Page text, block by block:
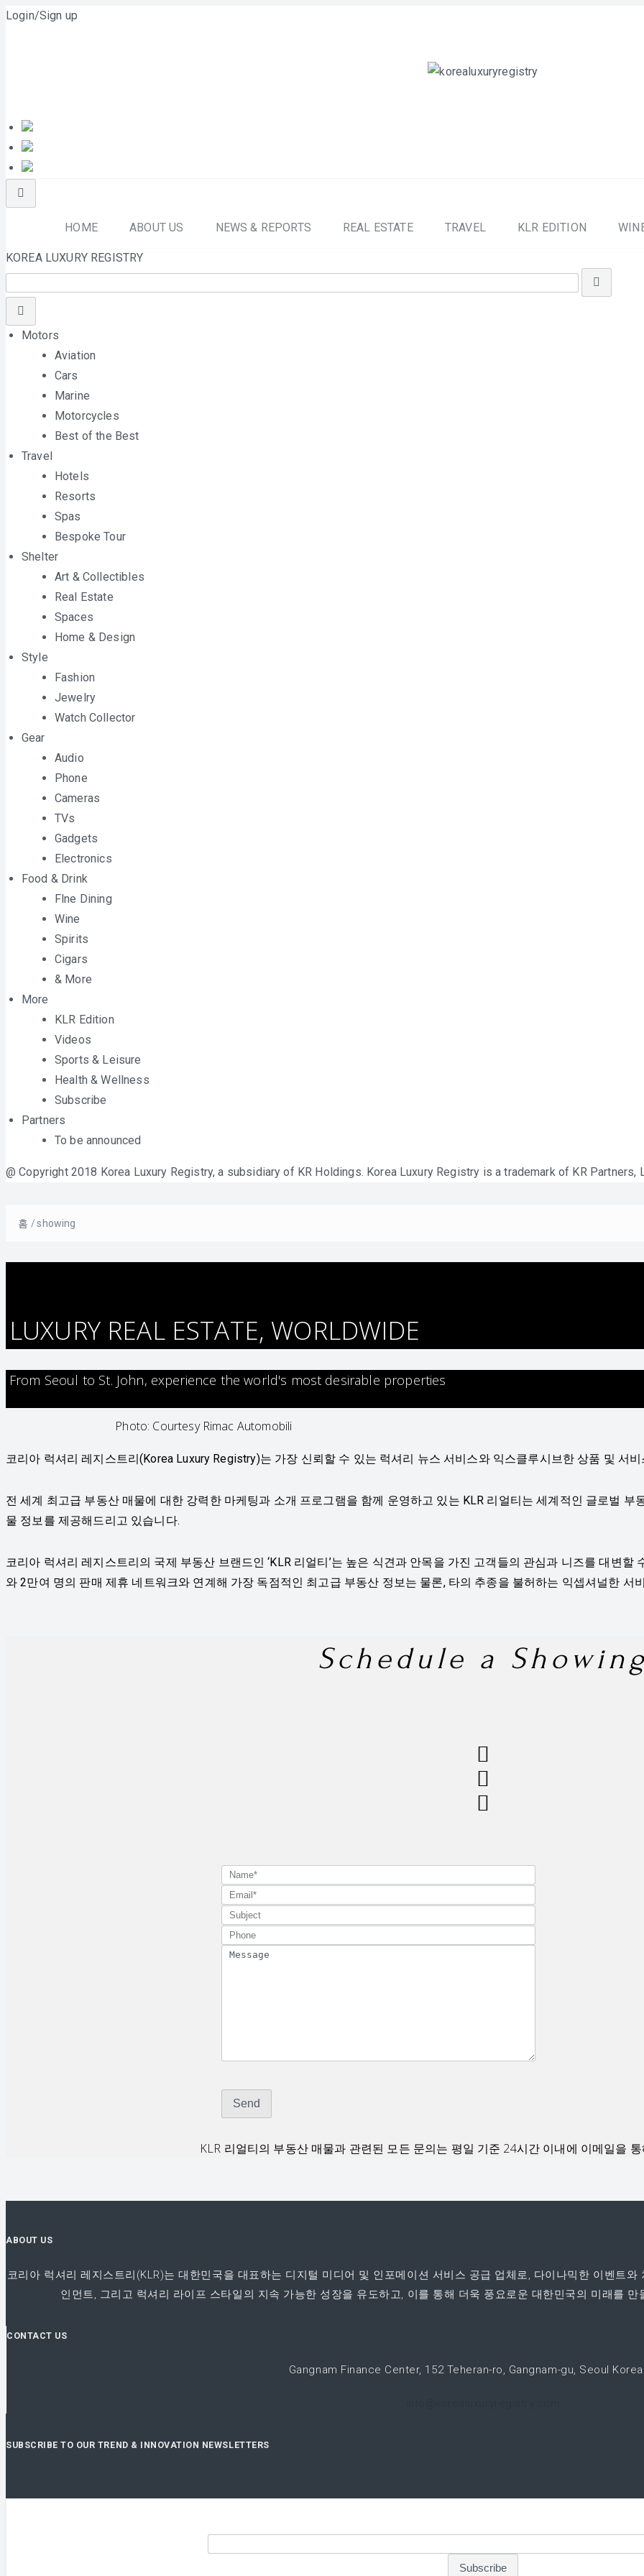
Login/Sign up
HOME ABOUT US NEWS & REPORTS REAL ESTATE TRAVEL KLR EDITION
KOREA LUXURY REGISTRY
Motors
Aviation
Cars
Marine
Motorcycles
Best of the Best
Travel
Hotels
Resorts
Spas
Bespoke Tour
Shelter
Art & Collectibles
Real Estate
Spaces
Home & Design
Style
Fashion
Jewelry
Watch Collector
Gear
Audio
Phone
Cameras
TVs
Gadgets
Electronics
Food & Drink
Flne Dining
Wine
Spirits
Cigars
& More
More
KLR Edition
Videos
Sports & Leisure
Health & Wellness
Subscribe
Partners
To be announced
@ Copyright 2018 Korea Luxury Registry, a subsidiary of KR Holdings. Korea Luxury Registry is a trademark of KR Partners,
홈 / showing
LUXURY REAL ESTATE, WORLDWIDE
From Seoul to St. John, experience the world's most desirable properties
Photo: Courtesy Rimac Automobili
코리아 럭셔리 레지스트리(Korea Luxury Registry)는 가장 신뢰할 수 있는 럭셔리 뉴스 서비스와 익스클루시브한 상품 및 서
전 세계 최고급 부동산 매물에 대한 강력한 마케팅과 소개 프로그램을 함께 운영하고 있는 KLR 리얼티는 세계적인 글로벌
물 정보를 제공해드리고 있습니다.
코리아 럭셔리 레지스트리의 국제 부동산 브랜드인 ‘KLR 리얼티’는 높은 식견과 안목을 가진 고객들의 관심과 니즈를 대변
와 2만여 명의 판매 제휴 네트워크와 연계해 가장 독점적인 최고급 부동산 정보는 물론, 타의 추종을 불허하는 익셉셔널한 서
Schedule a
KLR 리얼티의 부동산 매물과 관련된 모든 문의는 평일 기준 24시간 이내에 이메일을
ABOUT US
코리아 럭셔리 레지스트리(KLR)는 대한민국을 대표하는 디지털 미디어 및 인포메이션 서비스 공급 업체로, 다이나믹한 이벤트
인먼트, 그리고 럭셔리 라이프 스타일의 지속 가능한 성장을 유도하고, 이를 통해 더욱 풍요로운 대한민국의 미래를
CONTACT US
Gangnam Finance Center, 152 Teheran-ro, Gangnam-gu, Seoul
SUBSCRIBE TO OUR TREND & INNOVATION NEWSLETTERS